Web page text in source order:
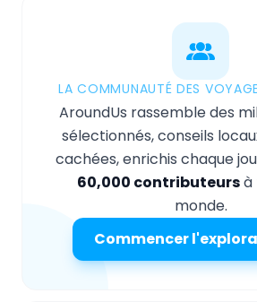
LA COMMUNAUTÉ DES
AroundUs rassemble des
sélectionnés, conseils
cachées, enrichis chaque
60,000 contributeursà
monde.
Commencer